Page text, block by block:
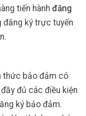
tiến hành đăng
đăng ký trực tuyến
thức bảo đảm có
đủ các điều kiện
ký bảo đảm.